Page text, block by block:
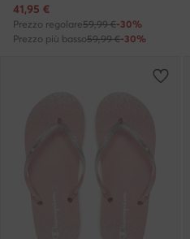
Prezzo attuale
41,95 €
Prezzo regolare59,99 €-30%
Prezzo più basso59,99 €-30%